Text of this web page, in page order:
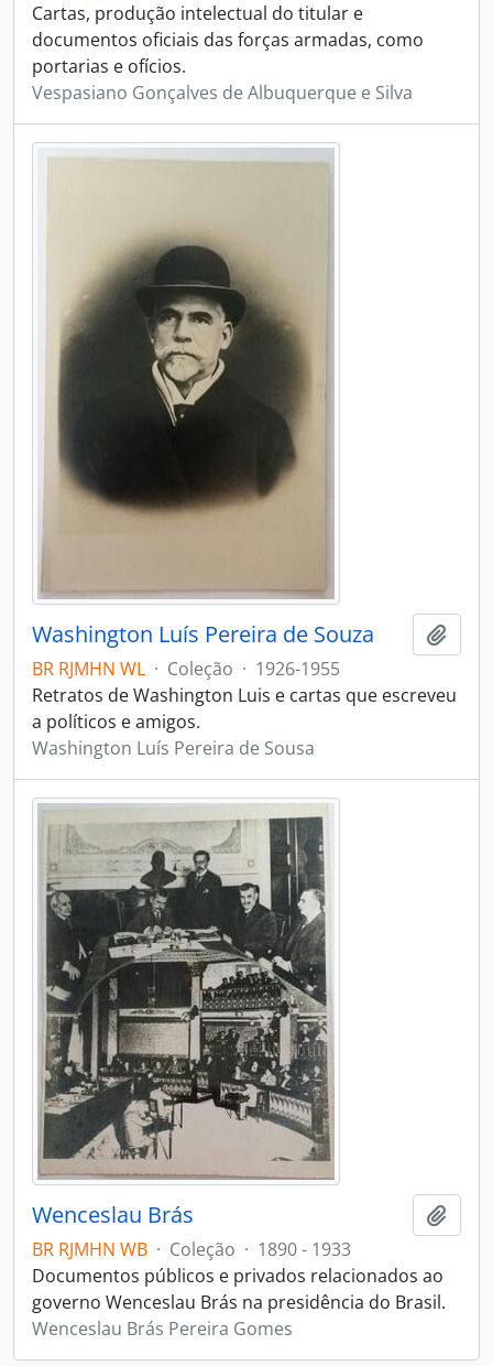
Cartas, produção intelectual do titular e
documentos oficiais das forças armadas, como
portarias e ofícios.
Vespasiano Gonçalves de Albuquerque e Silva
Washington Luís Pereira de Souza
BR RJMHN WL · Coleção · 1926-1955
Retratos de Washington Luis e cartas que escreveu
a políticos e amigos.
Washington Luís Pereira de Sousa
Wenceslau Brás
BR RJMHN WB · Coleção · 1890 - 1933
Documentos públicos e privados relacionados ao
governo Wenceslau Brás na presidência do Brasil.
Wenceslau Brás Pereira Gomes